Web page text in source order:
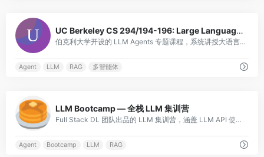
UC Berkeley CS 294/194-196: Large Language Model Agents
伯克利大学开设的 LLM Agents 专题课程，系统讲授大语言模型智能体的核心概念与技术栈。课程涵盖推理与规划、工具使用与函数调用、多智能体协作、记忆与检索增强生成（RAG）、安全与对齐等关键主题。由 Dawn Song 等教授主讲，每期
Agent LLM RAG 多智能体
LLM Bootcamp — 全栈 LLM 集训营
Full Stack DL 团队出品的 LLM 集训营，涵盖 LLM API 使用、RAG、Agent、微调和评估，适合有 ML 基础的开发者。
Agent Bootcamp LLM RAG